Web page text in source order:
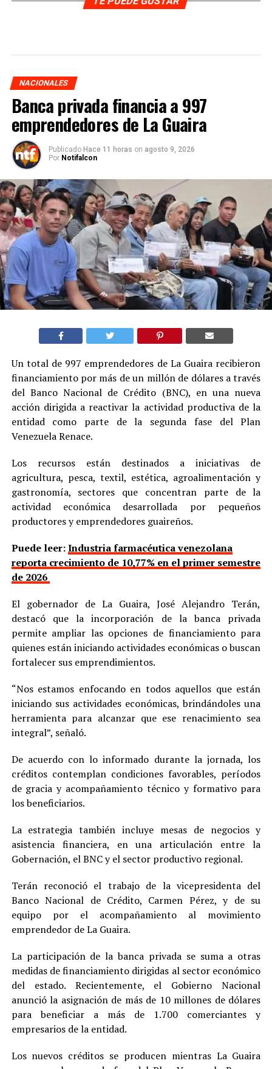
NACIONALES
Banca privada financia a 997
emprendedores de La Guaira
Publicado Hace 11 horas on agosto 9, 2026
Por Notifalcon
Un total de 997 emprendedores de La Guaira recibieron
financiamiento por más de un millón de dólares a través
del Banco Nacional de Crédito (BNC), en una nueva
acción dirigida a reactivar la actividad productiva de la
entidad como parte de la segunda fase del Plan
Venezuela Renace.
Los recursos están destinados a iniciativas de
agricultura, pesca, textil, estética, agroalimentación y
gastronomía, sectores que concentran parte de la
actividad económica desarrollada por pequeños
productores y emprendedores guaireños.
Puede leer:Industria farmacéutica venezolana
reporta crecimiento de 10,77% en el primer semestre
de 2026
El gobernador de La Guaira, José Alejandro Terán,
destacó que la incorporación de la banca privada
permite ampliar las opciones de financiamiento para
quienes están iniciando actividades económicas o buscan
fortalecer sus emprendimientos.
“Nos estamos enfocando en todos aquellos que están
iniciando sus actividades económicas, brindándoles una
herramienta para alcanzar que ese renacimiento sea
integral”, señaló.
De acuerdo con lo informado durante la jornada, los
créditos contemplan condiciones favorables, períodos
de gracia y acompañamiento técnico y formativo para
los beneficiarios.
La estrategia también incluye mesas de negocios y
asistencia financiera, en una articulación entre la
Gobernación, el BNC y el sector productivo regional.
Terán reconoció el trabajo de la vicepresidenta del
Banco Nacional de Crédito, Carmen Pérez, y de su
equipo por el acompañamiento al movimiento
emprendedor de La Guaira.
La participación de la banca privada se suma a otras
medidas de financiamiento dirigidas al sector económico
del estado. Recientemente, el Gobierno Nacional
anunció la asignación de más de 10 millones de dólares
para beneficiar a más de 1.700 comerciantes y
empresarios de la entidad.
Los nuevos créditos se producen mientras La Guaira